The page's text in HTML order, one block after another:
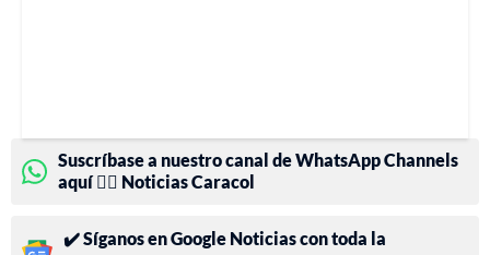
Suscríbase a nuestro canal de WhatsApp Channels
aquí 👉🏻 Noticias Caracol
✔️ Síganos en Google Noticias con toda la